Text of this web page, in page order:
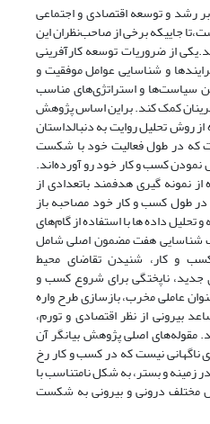
بر رشد و توسعه اقتصادی و اجتماعی
جاییکه برخی از صاحب‌نظران این
از ضروریات توسعه کارآفرینی
و شناسایی عوامل موفقیت و
سیاست‌ها و استراتژی‌های مناسب
کمک کند. براین اساس پژوهش
روش تحلیل روایت به دنبالداستان
که در طول فعالیت خود با شکست
نمودن کسب و کار خود رو آورده‌اند.
از نمونه گیری هدفمند باتعدادی از
طول کسب و کار خود مصاحبه باز
تحلیل داده ها با استفاده از گام‌های
شناسایی هفت مضمون اصلی شامل
و کار، شنیدن تقاضای محیط
ناپختگی برای شروع کسب و
عاملی مخرب، بازسازی طرح واره
بیرونی از نظر اقتصادی و تورم،
مقوله‌های اصلی پژوهش بیانگر آن
نیست که در کسب و کار رخ
زمینه و بستر، به شکل نامتناسب با
مختلف درونی و بیرونی به شکست